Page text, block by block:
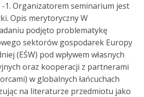
-1. Organizatorem seminarium jest
Opis merytoryczny W
podjęto problematykę
sektorów gospodarek Europy
(EŚW) pod wpływem własnych
oraz kooperacji z partnerami
w globalnych łańcuchach
na literaturze przedmiotu jako